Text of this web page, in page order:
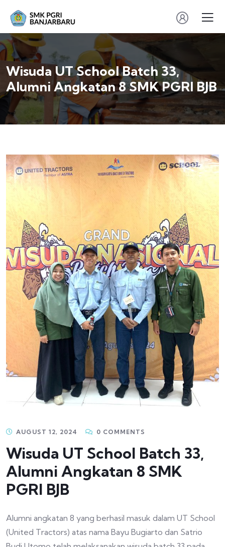
Wisuda UT School Batch 33,
Alumni Angkatan 8 SMK PGRI BJB
AUGUST 12, 2024 0 COMMENTS
Wisuda UT School Batch 33,
Alumni Angkatan 8 SMK
PGRI BJB
Alumni angkatan 8 yang berhasil masuk dalam UT School
(United Tractors) atas nama Bayu Bugiarto dan Satrio